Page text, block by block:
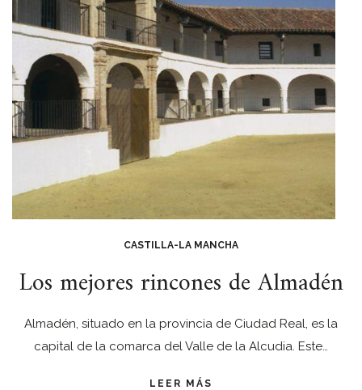
CASTILLA-LA MANCHA
Los mejores rincones de Almadén
Almadén, situado en la provincia de Ciudad Real, es la
capital de la comarca del Valle de la Alcudia. Este…
LEER MÁS